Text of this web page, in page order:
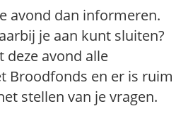
avond dan informeren.
je aan kunt sluiten?
deze avond alle
Broodfonds en er is ruim
stellen van je vragen.